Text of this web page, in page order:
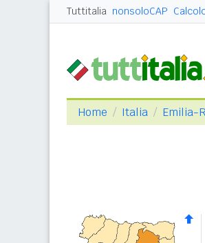
Tuttitalia nonsoloCAP
Home Italia Emilia-